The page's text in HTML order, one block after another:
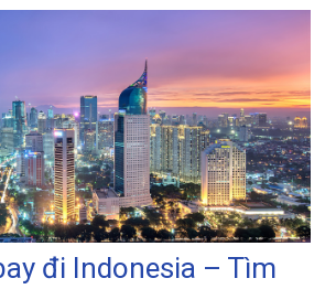
đi Indonesia – Tìm